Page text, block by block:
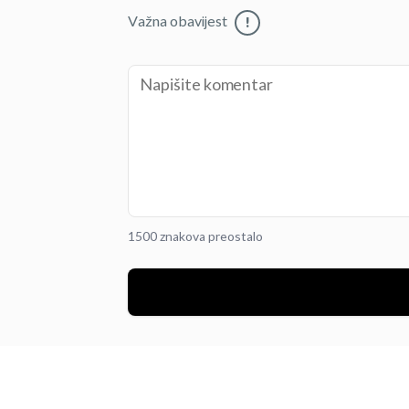
Važna obavijest !
1500 znakova preostalo